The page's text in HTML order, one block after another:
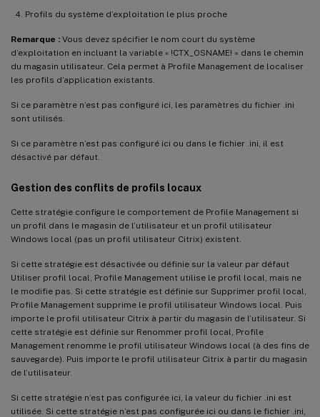
Profils du système d’exploitation le plus proche
Remarque : Vous devez spécifier le nom court du système
d’exploitation en incluant la variable « !CTX_OSNAME! » dans le chemin
du magasin utilisateur. Cela permet à Profile Management de localiser
les profils d’application existants.
Si ce paramètre n’est pas configuré ici, les paramètres du fichier .ini
sont utilisés.
Si ce paramètre n’est pas configuré ici ou dans le fichier .ini, il est
désactivé par défaut.
Gestion des conflits de profils locaux
Cette stratégie configure le comportement de Profile Management si
un profil dans le magasin de l’utilisateur et un profil utilisateur
Windows local (pas un profil utilisateur Citrix) existent.
Si cette stratégie est désactivée ou définie sur la valeur par défaut
Utiliser profil local, Profile Management utilise le profil local, mais ne
le modifie pas. Si cette stratégie est définie sur Supprimer profil local,
Profile Management supprime le profil utilisateur Windows local. Puis
importe le profil utilisateur Citrix à partir du magasin de l’utilisateur. Si
cette stratégie est définie sur Renommer profil local, Profile
Management renomme le profil utilisateur Windows local (à des fins de
sauvegarde). Puis importe le profil utilisateur Citrix à partir du magasin
de l’utilisateur.
Si cette stratégie n’est pas configurée ici, la valeur du fichier .ini est
utilisée. Si cette stratégie n’est pas configurée ici ou dans le fichier .ini,